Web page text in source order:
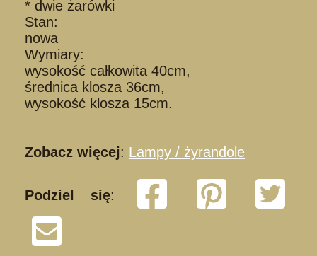
* dwie żarówki
Stan:
nowa
Wymiary:
wysokość całkowita 40cm,
średnica klosza 36cm,
wysokość klosza 15cm.
Zobacz więcej: Lampy / żyrandole
Podziel się: